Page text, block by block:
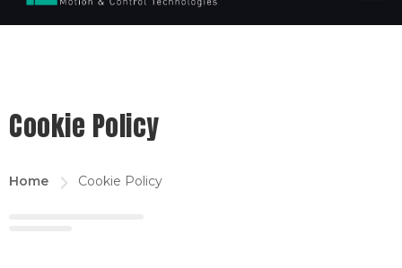
Cookie Policy
Home Cookie Policy